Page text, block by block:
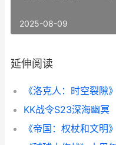
2025-08-09
延伸阅读
《洛克人：时空裂隙
KK战令S23深海幽冥